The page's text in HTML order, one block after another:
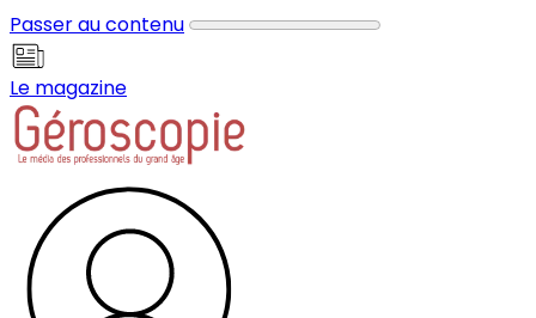
Passer au contenu
Le magazine
Panneau de gestion des cookies